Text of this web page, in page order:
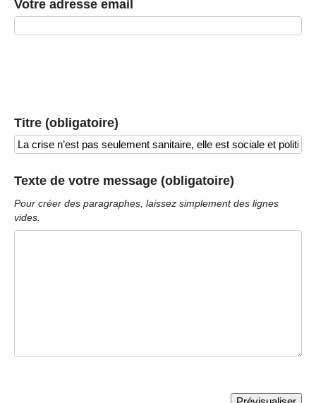
Votre adresse email
Titre (obligatoire)
Texte de votre message (obligatoire)
Pour créer des paragraphes, laissez simplement des lignes
vides.